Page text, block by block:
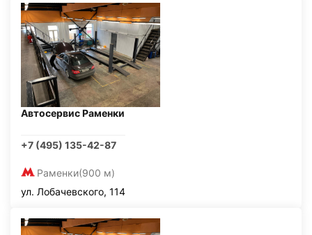
Автосервис Раменки
+7 (495) 135-42-87
Раменки(900 м)
ул. Лобачевского, 114